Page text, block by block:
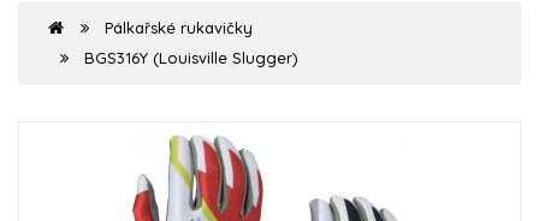
Pálkařské rukavičky
BGS316Y (Louisville Slugger)